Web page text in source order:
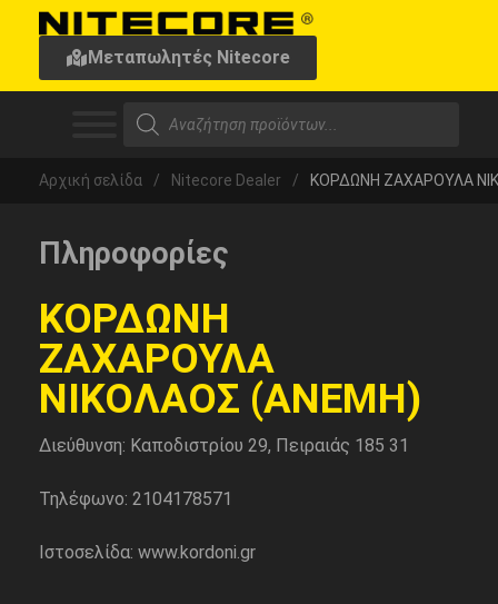
Μεταπωλητές Nitecore
Αρχική σελίδα / Nitecore Dealer / ΚΟΡΔΩΝΗ ΖΑΧΑΡΟΥΛΑ
Πληροφορίες
ΚΟΡΔΩΝΗ
ΖΑΧΑΡΟΥΛΑ
ΝΙΚΟΛΑΟΣ (ΑΝΕΜΗ)
Διεύθυνση: Καποδιστρίου 29, Πειραιάς 185 31
Τηλέφωνο: 2104178571
Ιστοσελίδα: www.kordoni.gr